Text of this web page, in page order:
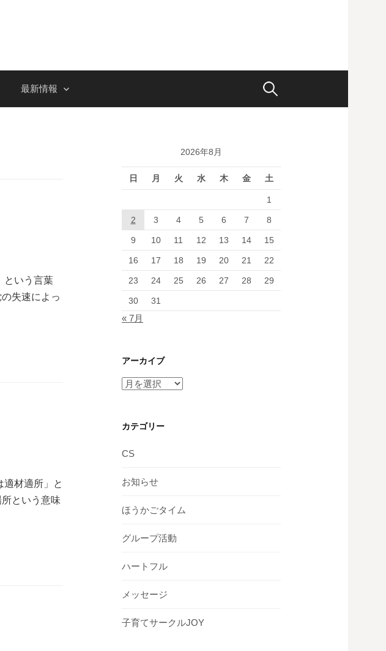
最新情報 検
という言葉
失速によっ
適材適所」と
という意味
2026年8月
日 月 火 水 木 金 土
1
2 3 4 5 6 7 8
9 10 11 12 13 14 15
16 17 18 19 20 21 22
23 24 25 26 27 28 29
30 31
« 7月
アーカイブ
ア
イ
カテゴリー
CS
お知らせ
ほうかごタイム
グループ活動
ハートフル
メッセージ
子育てサークルJOY